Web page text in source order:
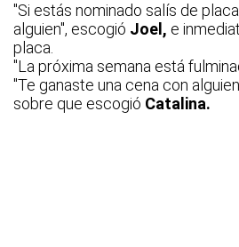
"Si estás nominado salís de
alguien", escogió Joel, e
placa.
"La próxima semana está
"Te ganaste una cena con
sobre que escogió Catalina.